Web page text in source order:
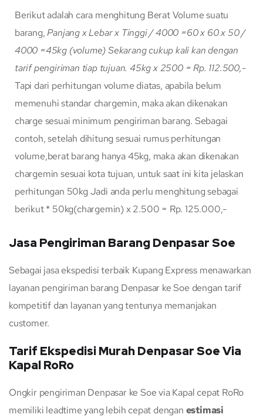
Berikut adalah cara menghitung Berat Volume suatu
barang,Panjang x Lebar x Tinggi / 4000 =60 x 60 x 50 /
4000 =45kg (volume)Sekarang cukup kali kan dengan
tarif pengiriman tiap tujuan. 45kg x 2500 = Rp. 112.500,-
Tapi dari perhitungan volume diatas, apabila belum
memenuhi standar chargemin, maka akan dikenakan
charge sesuai minimum pengiriman barang. Sebagai
contoh, setelah dihitung sesuai rumus perhitungan
volume,berat barang hanya 45kg, maka akan dikenakan
chargemin sesuai kota tujuan, untuk saat ini kita jelaskan
perhitungan 50kg Jadi anda perlu menghitung sebagai
berikut * 50kg(chargemin) x 2.500 = Rp. 125.000,-
Jasa Pengiriman Barang Denpasar Soe
Sebagai jasa ekspedisi terbaik Kupang Express menawarkan
layanan pengiriman barang Denpasar ke Soe dengan tarif
kompetitif dan layanan yang tentunya memanjakan
customer.
Tarif Ekspedisi Murah Denpasar Soe Via
Kapal RoRo
Ongkir pengiriman Denpasar ke Soe via Kapal cepat RoRo
memiliki leadtime yang lebih cepat dengan estimasi